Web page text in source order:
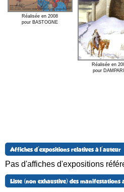
Réalisée en 2008
pour BASTOGNE
Réalisée en
pour
Affiches d'expositions relatives à l'auteur
Pas d'affiches d'expositions
Liste (non exhaustive) des